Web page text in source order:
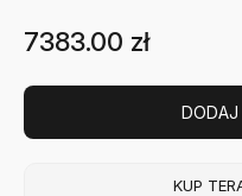
7383.00 zł
DODAJ
KUP